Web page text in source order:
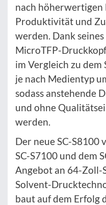
nach höherwertigen
Produktivität und
werden. Dank
MicroTFP-
im Vergleich zu dem
je nach Medientyp
sodass anstehende
und ohne
werden.
Der neue SC-
SC-S7100 und dem
Angebot an 64-Zoll-
Solvent-
baut auf dem Erfolg